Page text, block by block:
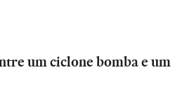
um ciclone bomba e um